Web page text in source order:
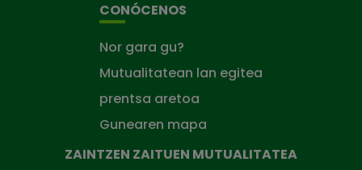
CONÓCENOS
Nor gara gu?
Mutualitatean lan egitea
prentsa aretoa
Gunearen mapa
ZAINTZEN ZAITUEN MUTUALITATEA